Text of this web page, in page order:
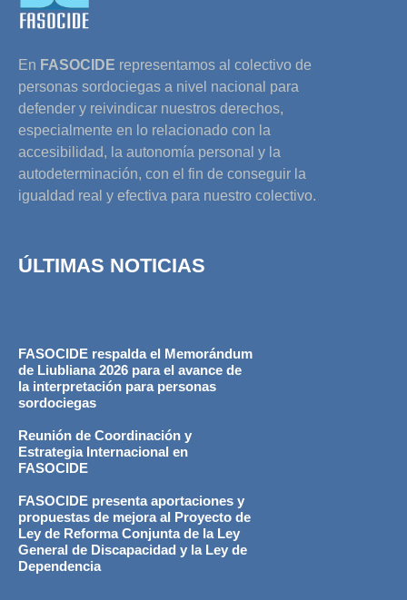
En FASOCIDE representamos al colectivo de
personas sordociegas a nivel nacional para
defender y reivindicar nuestros derechos,
especialmente en lo relacionado con la
accesibilidad, la autonomía personal y la
autodeterminación, con el fin de conseguir la
igualdad real y efectiva para nuestro colectivo.
ÚLTIMAS NOTICIAS
FASOCIDE respalda el Memorándum
de Liubliana 2026 para el avance de
la interpretación para personas
sordociegas
Reunión de Coordinación y
Estrategia Internacional en
FASOCIDE
FASOCIDE presenta aportaciones y
propuestas de mejora al Proyecto de
Ley de Reforma Conjunta de la Ley
General de Discapacidad y la Ley de
Dependencia